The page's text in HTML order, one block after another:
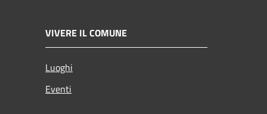
VIVERE IL COMUNE
Luoghi
Eventi